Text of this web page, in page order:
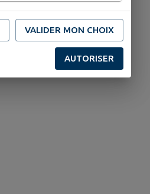
VALIDER MON CHOIX
AUTORISER